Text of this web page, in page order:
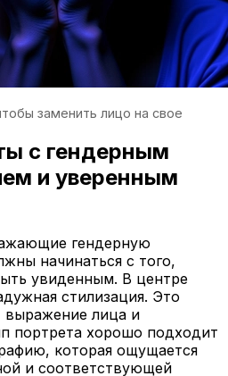
заменить лицо на свое
и уверенным
начинаться с того,
увиденным. В центре
стилизация. Это
выражение лица и
портрета хорошо подходит
которая ощущается
и соответствующей